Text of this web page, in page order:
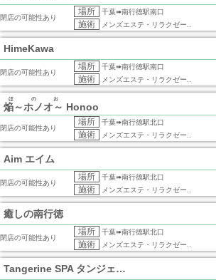
閉店の可能性あり
場所 千葉➠南行徳駅南口
施術 メンズエステ・リラクゼー..
HimeKawa
閉店の可能性あり
場所 千葉➠南行徳駅南口
施術 メンズエステ・リラクゼー..
焔～ホノオ～
ほのお
Honoo
閉店の可能性あり
場所 千葉➠南行徳駅北口
施術 メンズエステ・リラクゼー..
Aim エイム
閉店の可能性あり
場所 千葉➠南行徳駅北口
施術 メンズエステ・リラクゼー..
癒しの南行徳
閉店の可能性あり
場所 千葉➠南行徳駅北口
施術 メンズエステ・リラクゼー..
Tangerine SPA タンジェリン